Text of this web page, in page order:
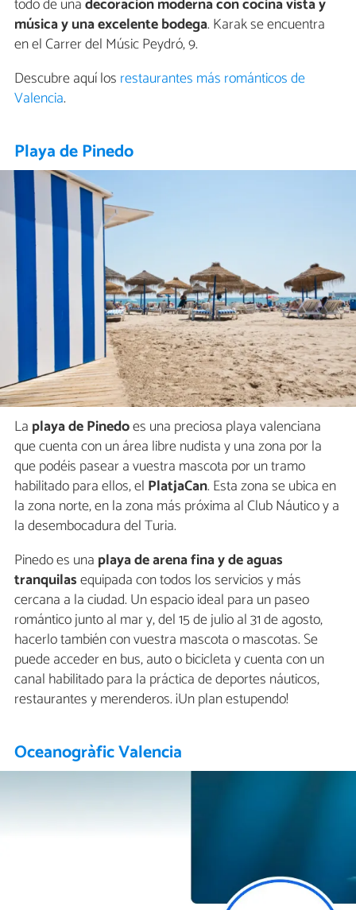
todo de unadecoración moderna con cocina vista y
música y una excelente bodega. Karak se encuentra
en el Carrer del Músic Peydró, 9.
Descubre aquí los restaurantes más románticos de
Valencia.
Playa de Pinedo
La playa de Pinedoes una preciosa playa valenciana
que cuenta con un área libre nudista y una zona por la
que podéis pasear a vuestra mascota por un tramo
habilitado para ellos, el PlatjaCan. Esta zona se ubica en
la zona norte, en la zona más próxima al Club Náutico y a
la desembocadura del Turia.
Pinedo es una playa de arena fina y de aguas
tranquilasequipada con todos los servicios y más
cercana a la ciudad. Un espacio ideal para un paseo
romántico junto al mar y, del 15 de julio al 31 de agosto,
hacerlo también con vuestra mascota o mascotas. Se
puede acceder en bus, auto o bicicleta y cuenta con un
canal habilitado para la práctica de deportes náuticos,
restaurantes y merenderos. ¡Un plan estupendo!
Oceanogràfic Valencia